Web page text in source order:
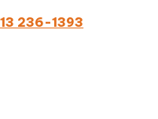
236-1393